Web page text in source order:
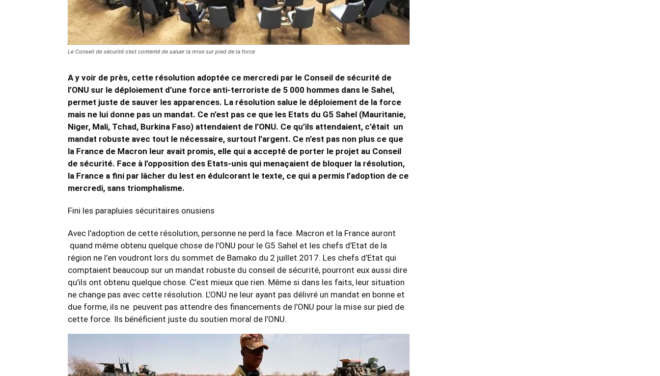
Le Conseil de sécurité s’est contenté de saluer la mise sur pied de la force
A y voir de près, cette résolution adoptée ce mercredi par le Conseil de sécurité de
l’ONU sur le déploiement d’une force anti-terroriste de 5 000 hommes dans le Sahel,
permet juste de sauver les apparences. La résolution salue le déploiement de la force
mais ne lui donne pas un mandat. Ce n’est pas ce que les Etats du G5 Sahel (Mauritanie,
Niger, Mali, Tchad, Burkina Faso) attendaient de l’ONU. Ce qu’ils attendaient, c’était un
mandat robuste avec tout le nécessaire, surtout l’argent. Ce n’est pas non plus ce que
la France de Macron leur avait promis, elle qui a accepté de porter le projet au Conseil
de sécurité. Face à l’opposition des Etats-unis qui menaçaient de bloquer la résolution,
la France a fini par lâcher du lest en édulcorant le texte, ce qui a permis l’adoption de ce
mercredi, sans triomphalisme.
Fini les parapluies sécuritaires onusiens
Avec l’adoption de cette résolution, personne ne perd la face. Macron et la France auront
quand même obtenu quelque chose de l’ONU pour le G5 Sahel et les chefs d’Etat de la
région ne l’en voudront lors du sommet de Bamako du 2 juillet 2017. Les chefs d’Etat qui
comptaient beaucoup sur un mandat robuste du conseil de sécurité, pourront eux aussi dire
qu’ils ont obtenu quelque chose. C’est mieux que rien. Même si dans les faits, leur situation
ne change pas avec cette résolution. L’ONU ne leur ayant pas délivré un mandat en bonne et
due forme, ils ne peuvent pas attendre des financements de l’ONU pour la mise sur pied de
cette force. Ils bénéficient juste du soutien moral de l’ONU.